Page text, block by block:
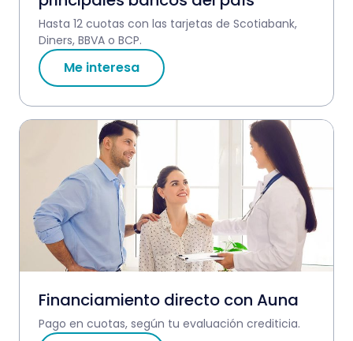
Hasta 12 cuotas con las tarjetas de Scotiabank,
Diners, BBVA o BCP.
Me interesa
Financiamiento directo con Auna
Pago en cuotas, según tu evaluación crediticia.